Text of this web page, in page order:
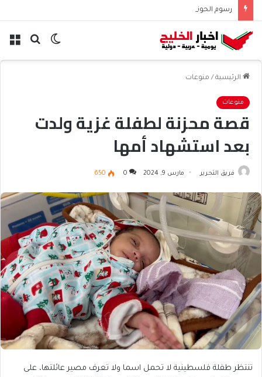
رسوم الحوثيين على باب المندب تعيد حسابات مخاطر الملاحة
بحث الوضع
الرئيسية / منوعات
منوعات
قصة محزنة لطفلة غزية ولدت
بعد استشهاد أمها
فريق التحرير مارس 9, 2024 0
650
تنتظر طفلة فلسطينية لا تحمل اسما ولا تعرف مصير عائلتها، على